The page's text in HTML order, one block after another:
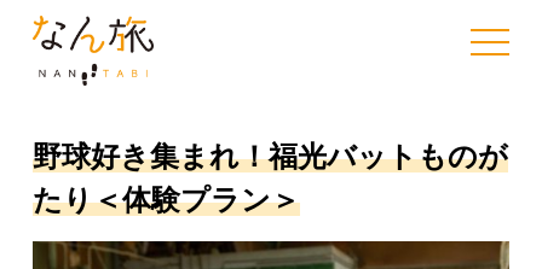
野球好き集まれ！福光バットものが
たり＜体験プラン＞